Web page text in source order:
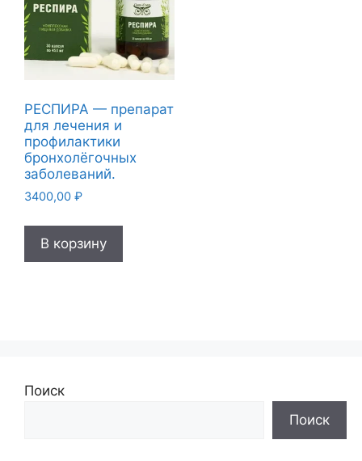
РЕСПИРА — препарат
для лечения и
профилактики
бронхолёгочных
заболеваний.
3400,00 ₽
В корзину
Поиск
Поиск